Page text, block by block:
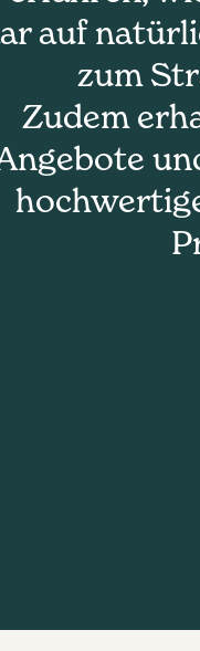
auf
zum
Zudem